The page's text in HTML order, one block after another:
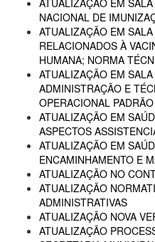
ATUALIZAÇÃO EM
NACIONAL DE
ATUALIZAÇÃO EM
RELACIONADOS À
HUMANA; NORMA
ATUALIZAÇÃO EM
ADMINISTRAÇÃO E
OPERACIONAL
ATUALIZAÇÃO EM
ASPECTOS
ATUALIZAÇÃO EM
ENCAMINHAMENTO E
ATUALIZAÇÃO NO
ATUALIZAÇÃO
ADMINISTRATIVAS
ATUALIZAÇÃO NOVA
ATUALIZAÇÃO